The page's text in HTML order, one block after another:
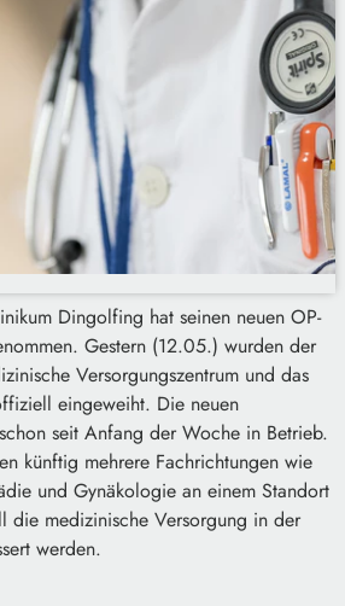
Dingolfing hat seinen neuen OP-
Gestern (12.05.) wurden der
Versorgungszentrum und das
eingeweiht. Die neuen
seit Anfang der Woche in Betrieb.
künftig mehrere Fachrichtungen wie
und Gynäkologie an einem Standort
die medizinische Versorgung in der
werden.